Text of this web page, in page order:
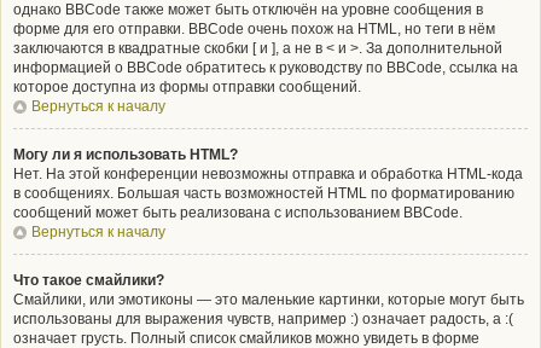
однако BBCode также может быть отключён на уровне сообщения в
форме для его отправки. BBCode очень похож на HTML, но теги в нём
заключаются в квадратные скобки [ и ], а не в < и >. За дополнительной
информацией о BBCode обратитесь к руководству по BBCode, ссылка на
которое доступна из формы отправки сообщений.
Вернуться к началу
Могу ли я использовать HTML?
Нет. На этой конференции невозможны отправка и обработка HTML-кода
в сообщениях. Большая часть возможностей HTML по форматированию
сообщений может быть реализована с использованием BBCode.
Вернуться к началу
Что такое смайлики?
Смайлики, или эмотиконы — это маленькие картинки, которые могут быть
использованы для выражения чувств, например :) означает радость, а :(
означает грусть. Полный список смайликов можно увидеть в форме